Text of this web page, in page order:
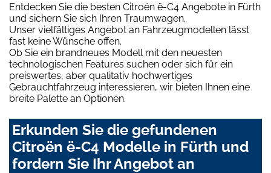
Entdecken Sie die besten Citroën ë-C4 Angebote in Fürth
und sichern Sie sich Ihren Traumwagen.
Unser vielfältiges Angebot an Fahrzeugmodellen lässt
fast keine Wünsche offen.
Ob Sie ein brandneues Modell mit den neuesten
technologischen Features suchen oder sich für ein
preiswertes, aber qualitativ hochwertiges
Gebrauchtfahrzeug interessieren, wir bieten Ihnen eine
breite Palette an Optionen.
Erkunden Sie die gefundenen
Citroën ë-C4 Modelle in Fürth und
fordern Sie Ihr Angebot an